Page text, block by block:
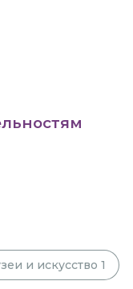
и искусство 1